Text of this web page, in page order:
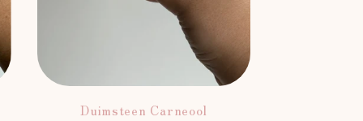
Duimsteen Carneool